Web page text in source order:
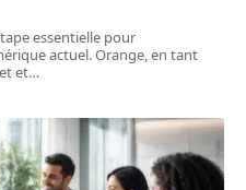
essentielle pour
actuel. Orange, en tant
et…